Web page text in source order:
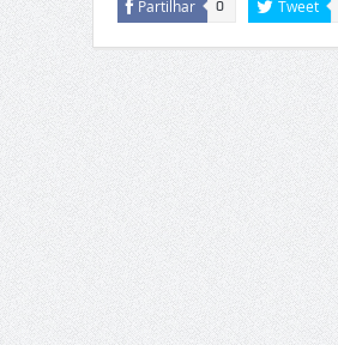
Partilhar 0 Tweet